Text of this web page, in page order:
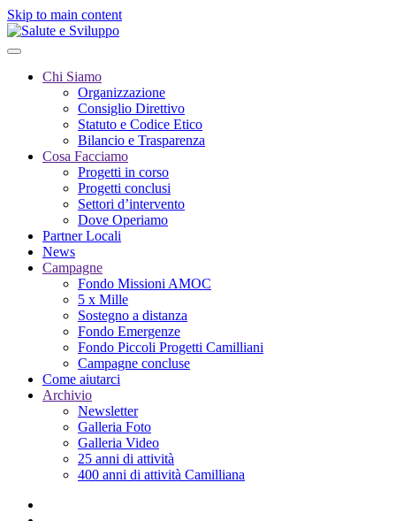
Skip to main content
Chi Siamo
Organizzazione
Consiglio Direttivo
Statuto e Codice Etico
Bilancio e Trasparenza
Cosa Facciamo
Progetti in corso
Progetti conclusi
Settori d’intervento
Dove Operiamo
Partner Locali
News
Campagne
Fondo Missioni AMOC
5 x Mille
Sostegno a distanza
Fondo Emergenze
Fondo Piccoli Progetti Camilliani
Campagne concluse
Come aiutarci
Archivio
Newsletter
Galleria Foto
Galleria Video
25 anni di attività
400 anni di attività Camilliana